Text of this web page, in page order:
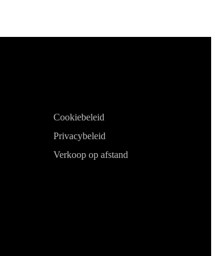
Cookiebeleid
Privacybeleid
Verkoop op afstand